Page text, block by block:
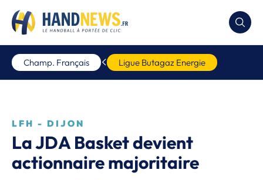
Champ. Français Ligue Butagaz Energie
LFH - DIJON
La JDA Basket devient
actionnaire majoritaire